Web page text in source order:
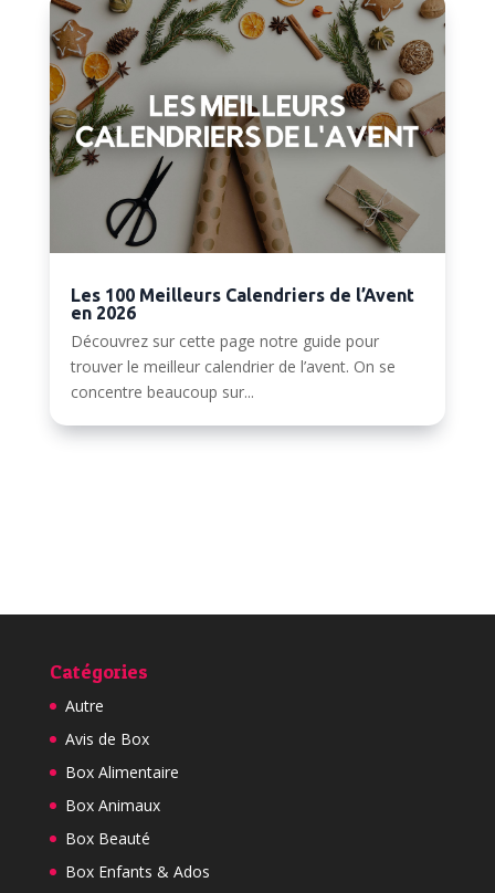
Les 100 Meilleurs Calendriers de l’Avent
en 2026
Découvrez sur cette page notre guide pour
trouver le meilleur calendrier de l’avent. On se
concentre beaucoup sur...
Catégories
Autre
Avis de Box
Box Alimentaire
Box Animaux
Box Beauté
Box Enfants & Ados